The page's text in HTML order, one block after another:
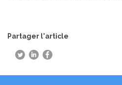
Partager l'article